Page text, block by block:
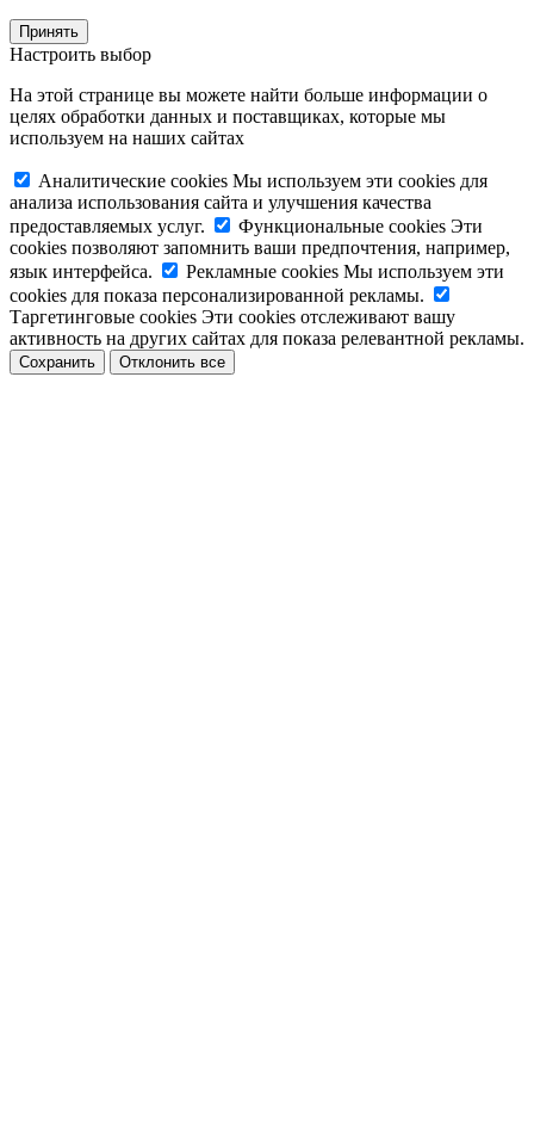
Принять
Настроить выбор
На этой странице вы можете найти больше информации о
целях обработки данных и поставщиках, которые мы
используем на наших сайтах
Аналитические cookies Мы используем эти cookies для
анализа использования сайта и улучшения качества
предоставляемых услуг.
Функциональные cookies Эти
cookies позволяют запомнить ваши предпочтения, например,
язык интерфейса.
Рекламные cookies Мы используем эти
cookies для показа персонализированной рекламы.
Таргетинговые cookies Эти cookies отслеживают вашу
активность на других сайтах для показа релевантной рекламы.
Сохранить Отклонить все